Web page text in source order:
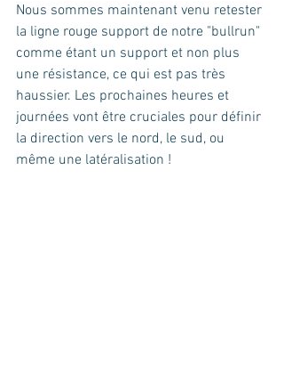
Nous sommes maintenant venu retester
la ligne rouge support de notre "bullrun"
comme étant un support et non plus
une résistance, ce qui est pas très
haussier. Les prochaines heures et
journées vont être cruciales pour définir
la direction vers le nord, le sud, ou
même une latéralisation !